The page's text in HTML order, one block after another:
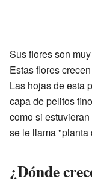
Sus flores son
Estas flores
Las hojas de esta
capa de pelitos
como si
se le llama "planta
¿Dónde